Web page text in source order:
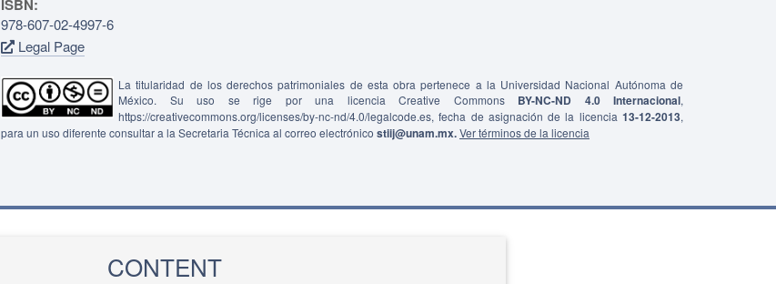
ISBN:
978-607-02-4997-6
Legal Page
La titularidad de los derechos patrimoniales de esta obra pertenece a la Universidad Nacional Autónoma de
México. Su uso se rige por una licencia Creative Commons BY-NC-ND 4.0 Internacional,
https://creativecommons.org/licenses/by-nc-nd/4.0/legalcode.es, fecha de asignación de la licencia 13-12-2013,
para un uso diferente consultar a la Secretaria Técnica al correo electrónico stiij@unam.mx.Ver términos de la licencia
CONTENT